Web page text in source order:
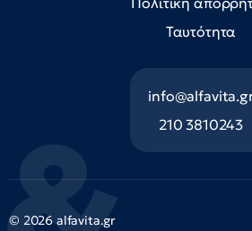
Ταυτότητα
210 3810243
© 2026 alfavita.gr